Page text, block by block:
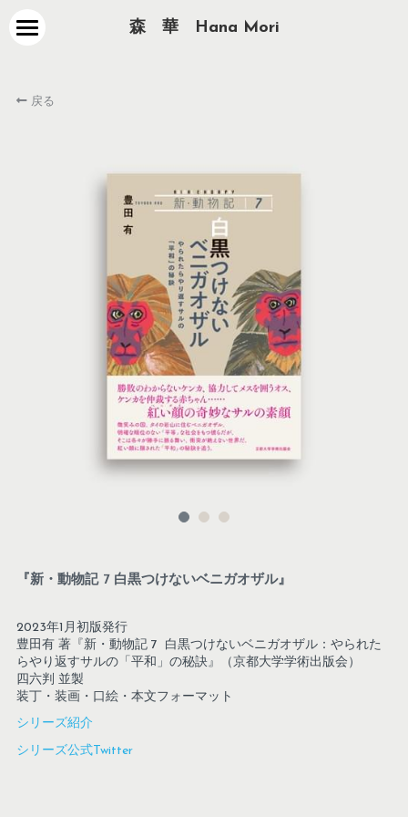
森　華　Hana Mori
works
戻る
『新・動物記 7 白黒つけないベニガオザル』
2023年1月初版発行
豊田有 著『新・動物記 7  白黒つけないベニガオザル：やられた
らやり返すサルの「平和」の秘訣』（京都大学学術出版会）
四六判 並製
装丁・装画・口絵・本文フォーマット
シリーズ紹介
シリーズ公式Twitter